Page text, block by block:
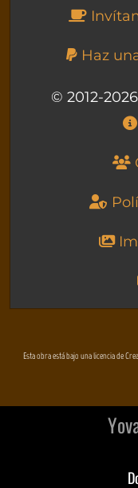
Haz
© 2012-2026
Esta obra está bajo una licencia de